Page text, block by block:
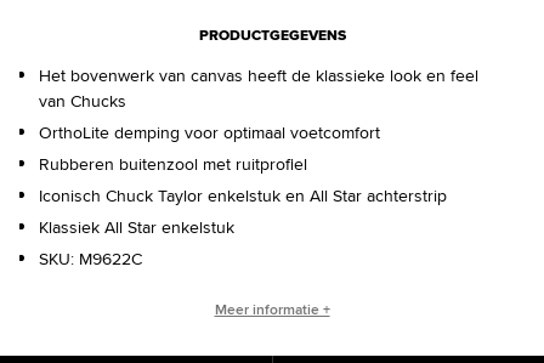
PRODUCTGEGEVENS
Het bovenwerk van canvas heeft de klassieke look en feel
van Chucks
OrthoLite demping voor optimaal voetcomfort
Rubberen buitenzool met ruitprofiel
Iconisch Chuck Taylor enkelstuk en All Star achterstrip
Klassiek All Star enkelstuk
SKU: M9622C
WIE IS CHUCK TAYLOR?
Meer informatie +